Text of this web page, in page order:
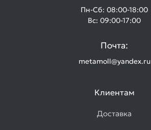
Пн-Сб: 08:00-18:00
Вс: 09:00-17:00
Почта:
metamoll@yandex.ru
Клиентам
Доставка